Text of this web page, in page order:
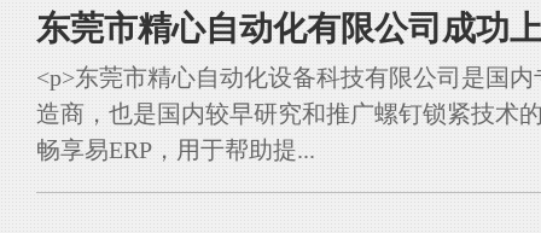
东莞市精心自动化有限公司成功
<p>东莞市精心自动化设备科技有限公司是国
造商，也是国内较早研究和推广螺钉锁紧技术
畅享易ERP，用于帮助提...